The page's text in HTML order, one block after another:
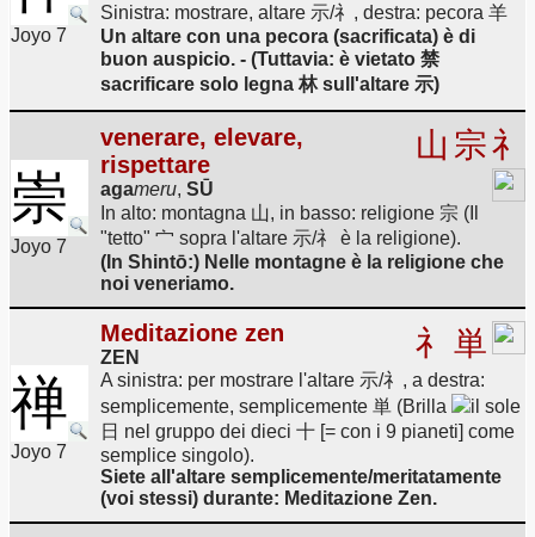
Joyo 7
Sinistra: mostrare, altare 示/礻, destra: pecora 羊
Un altare con una pecora (sacrificata) è di
buon auspicio. - (Tuttavia: è vietato 禁
sacrificare solo legna 林 sull'altare 示)
崇
Joyo 7
venerare, elevare,
rispettare
agameru, SŪ
山 宗礻
In alto: montagna 山, in basso: religione 宗 (Il
"tetto" 宀 sopra l'altare 示/礻 è la religione).
(In Shintō:) Nelle montagne è la religione che
noi veneriamo.
禅
Joyo 7
Meditazione zen
ZEN 礻 単
A sinistra: per mostrare l'altare 示/礻, a destra:
semplicemente, semplicemente 単 (Brilla
il sole
日 nel gruppo dei dieci 十 [= con i 9 pianeti] come
semplice singolo).
Siete all'altare semplicemente/meritatamente
(voi stessi) durante: Meditazione Zen.